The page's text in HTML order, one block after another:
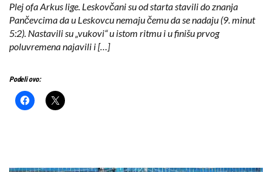
Plej ofa Arkus lige. Leskovčani su od starta stavili do znanja
Pančevcima da u Leskovcu nemaju čemu da se nadaju (9. minut
5:2). Nastavili su „vukovi“ u istom ritmu i u finišu prvog
poluvremena najavili i […]
Podeli ovo: